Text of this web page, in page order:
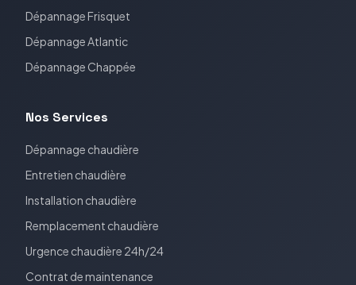
DépannageFrisquet
DépannageAtlantic
Dépannage Chappée
Nos Services
Dépannage chaudière
Entretien chaudière
Installation chaudière
Remplacement chaudière
Urgence chaudière 24h/24
Contrat de maintenance